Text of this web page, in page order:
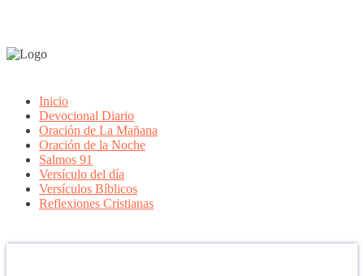
Inicio
Devocional Diario
Oración de La Mañana
Oración de la Noche
Salmos 91
Versículo del día
Versículos Bíblicos
Reflexiones Cristianas